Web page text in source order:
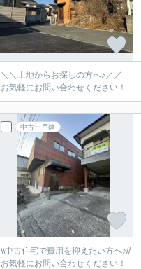
＼＼土地からお探しの方へ♪／／
お気軽にお問い合わせください！
中古一戸建
\\中古住宅で費用を抑えたい方へ♪//
お気軽にお問い合わせください！